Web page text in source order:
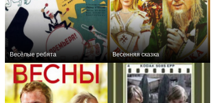
Весёлые ребята Весенняя сказка